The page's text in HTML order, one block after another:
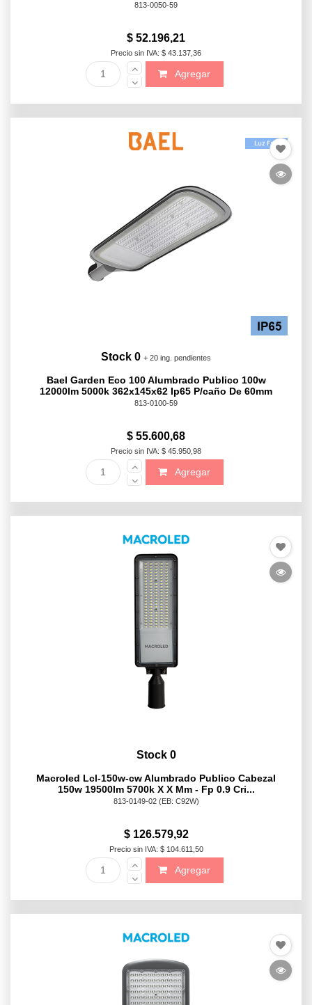
813-0050-59
$ 52.196,21
Precio sin IVA: $ 43.137,36
Agregar
Stock 0 + 20 ing. pendientes
Bael Garden Eco 100 Alumbrado Publico 100w
12000lm 5000k 362x145x62 Ip65 P/caño De 60mm
813-0100-59
$ 55.600,68
Precio sin IVA: $ 45.950,98
Agregar
Stock 0
Macroled Lcl-150w-cw Alumbrado Publico Cabezal
150w 19500lm 5700k X X Mm - Fp 0.9 Cri...
813-0149-02(EB: C92W)
$ 126.579,92
Precio sin IVA: $ 104.611,50
Agregar